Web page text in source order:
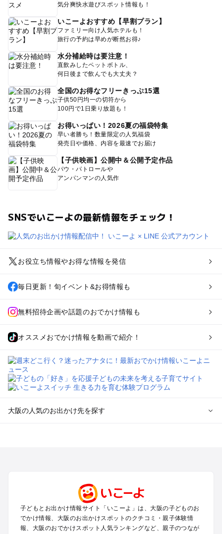
気分爽快水遊びスポット情報も！
いこーよおすすめ【早割プラン】
ファミリー向け人気ホテルも！
旅行の予約は早めが断然お得♪
水分補給時は要注意！
直飲みしたペットボトル、
何日後まで飲んでも大丈夫？
全国のお得なフリーきっぷ15選
子供50円均一の切符から
100円で1日乗り放題も！
お得いっぱい！2026夏の福袋特集
早い者勝ち！数量限定の人気福袋
発売日や価格、内容を最速でお届け
【子供映画】公開中＆公開予定作品
パウ・パトロールや
アンパンマンの人気作
SNSでいこーよの最新情報をチェック！
お役立ち情報やお得な情報を発信
毎日更新！旬イベント&お得情報も
無料招待企画や話題のおでかけ情報も
オススメおでかけ情報を動画で紹介！
大阪の人気のお出かけ先を探す
梅田・キタ・淀屋橋・本町・福島のプールお出かけ
東大阪・八尾・寝屋川・守口・門真のプールお出かけ
大阪ベイエリア（USJ・南港）のプールお出かけ
なんば・心斎橋・道頓堀・四ツ橋・ミナミのプールお出かけ
子どもとお出かけ情報サイト「いこーよ」は、大阪の子どものお
でかけ情報、大阪のお出かけスポットのクチコミ・親子体験情
報、大阪のおでかけスポット人気ランキングなど、親子のつなが